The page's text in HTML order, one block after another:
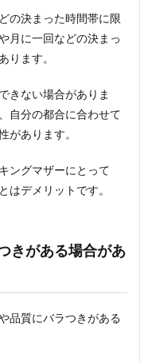
の決まった時間帯に限
月に一回などの決まっ
ります。
きない場合がありま
自分の都合に合わせて
があります。
ングマザーにとって
はデメリットです。
きがある場合があ
品質にバラつきがある